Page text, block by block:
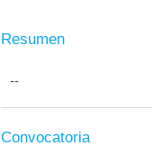
Resumen
--
Convocatoria